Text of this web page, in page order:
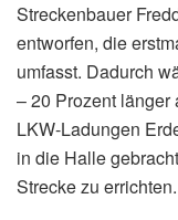
Streckenbauer
entworfen, die
umfasst. Dadurch
– 20 Prozent länger
LKW-Ladungen
in die Halle
Strecke zu errichten.